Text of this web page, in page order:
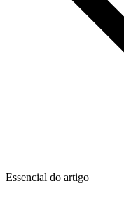
Essencial do artigo